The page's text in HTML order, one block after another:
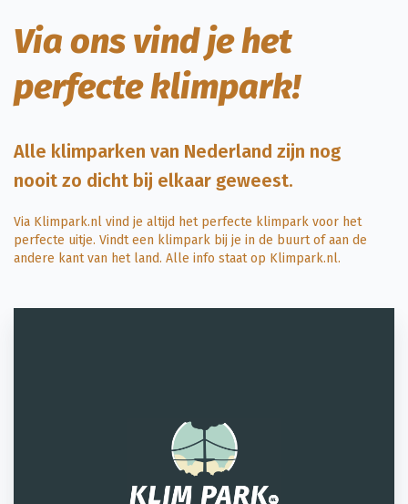
Via ons vind je het
perfecte klimpark!
Alle klimparken van Nederland zijn nog
nooit zo dicht bij elkaar geweest.
Via Klimpark.nl vind je altijd het perfecte klimpark voor het
perfecte uitje. Vindt een klimpark bij je in de buurt of aan de
andere kant van het land. Alle info staat op Klimpark.nl.